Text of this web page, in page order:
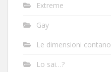
Extreme
Gay
Le dimensioni contano
Lo sai…?